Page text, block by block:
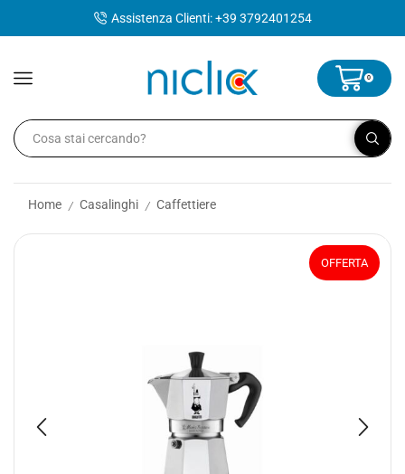
Assistenza Clienti: +39 3792401254
0
Home / Casalinghi / Caffettiere
OFFERTA